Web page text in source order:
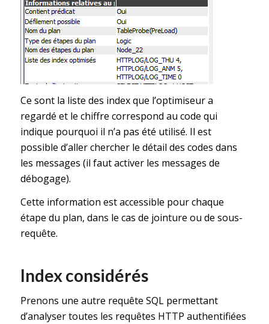
Ce sont la liste des index que l’optimiseur a
regardé et le chiffre correspond au code qui
indique pourquoi il n’a pas été utilisé. Il est
possible d’aller chercher le détail des codes dans
les messages (il faut activer les messages de
débogage).
Cette information est accessible pour chaque
étape du plan, dans le cas de jointure ou de sous-
requête.
Index considérés
Prenons une autre requête SQL permettant
d’analyser toutes les requêtes HTTP authentifiées